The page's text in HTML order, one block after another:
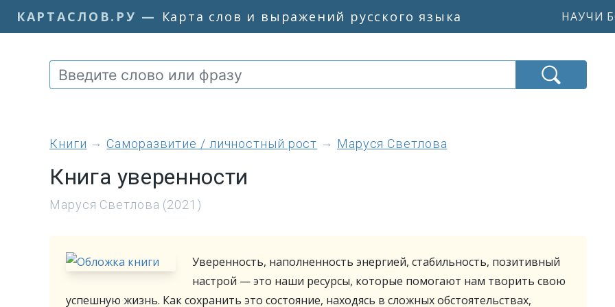
КАРТАСЛОВ.РУ — Карта слов и выражений русского языка НАУЧИ
книги Саморазвитие / личностный рост Маруся Светлова
Книга уверенности
Маруся Светлова (2021)
Уверенность, наполненность энергией, стабильность, позитивный
настрой — это наши ресурсы, которые помогают нам творить свою
успешную жизнь. Как сохранить это состояние, находясь в сложных обстоятельствах,